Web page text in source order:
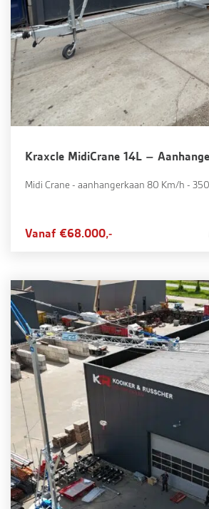
Kraxcle MidiCrane 14L –
Midi Crane - aanhangerkaan 80 Km/h -
Vanaf €68.000,-